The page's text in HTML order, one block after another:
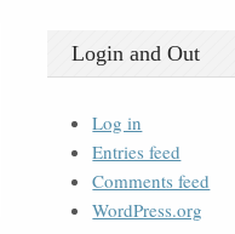
Login and Out
Log in
Entries feed
Comments feed
WordPress.org